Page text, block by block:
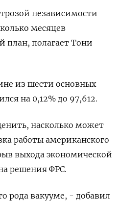
независимости
месяцев
план, полагает Тони
из шести основных
на 0,12% до 97,612​.
насколько может
работы американского
выхода экономической
решения ФРС.
рода вакууме, - добавил